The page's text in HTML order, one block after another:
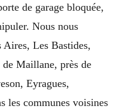
de garage bloquée,
Nous nous
Les Bastides,
Maillane, près de
Eyragues,
les communes voisines